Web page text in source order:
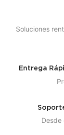
Soluciones
Entrega